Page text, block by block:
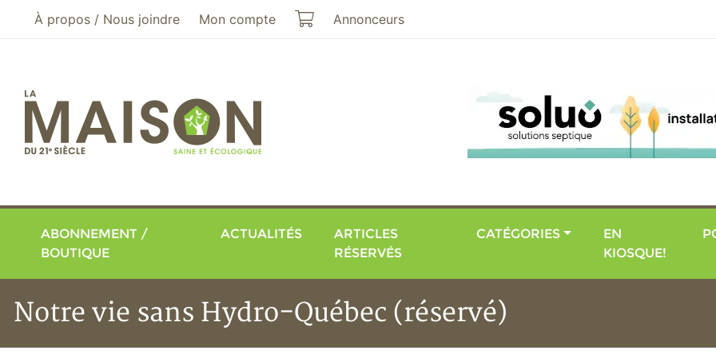
Aller au menu principal
Aller au contenu principal
À propos / Nous joindre Mon compte Mon panier
Annonceurs
ABONNEMENT /
BOUTIQUE
ACTUALITÉS
ARTICLES
RÉSERVÉS
CATÉGORIES
EN
KIOSQUE!
Notre vie sans Hydro-Québec (réservé)